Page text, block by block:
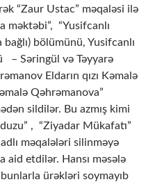
“Zaur Ustac” məqaləsi ilə
məktəbi”, “Yusifcanlı
bölümünü, Yusifcanlı
– Səringül və Təyyarə
Eldarın qızı Kəmalə
Qəhrəmanova”
sildilər. Bu azmış kimi
, “Ziyadar Mükafatı”
məqalələri silinməyə
aid etdilər. Hansı məsələ
ürəkləri soymayıb